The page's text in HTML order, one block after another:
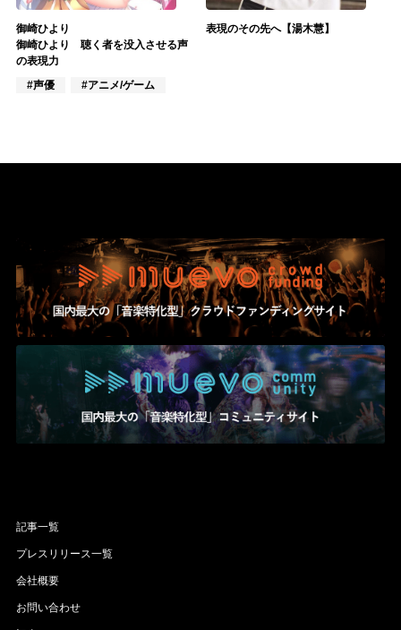
御崎ひより
御崎ひより 聴く者を没入させる声
の表現力
#声優
#アニメ/ゲーム
表現のその先へ【湯木慧】
記事一覧
プレスリリース一覧
会社概要
お問い合わせ